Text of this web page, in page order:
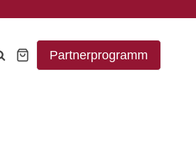
Partnerprogramm